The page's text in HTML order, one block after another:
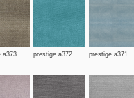
a373 prestige a372 prestige a371